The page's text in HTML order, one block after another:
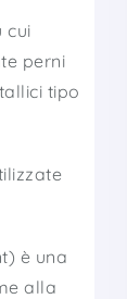
cui
perni
tipo
è una
alla